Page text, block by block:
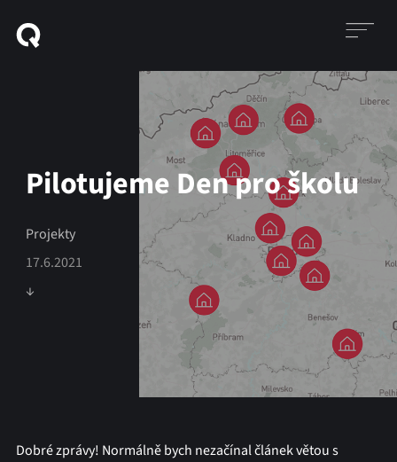
Pilotujeme Den pro školu
Projekty
17.6.2021
↓
Dobré zprávy! Normálně bych nezačínal článek větou s